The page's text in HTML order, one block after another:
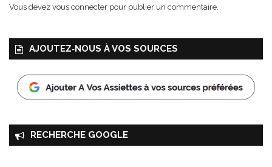
Vous devez vous connecter pour publier un commentaire.
AJOUTEZ‑NOUS À VOS SOURCES
RECHERCHE GOOGLE